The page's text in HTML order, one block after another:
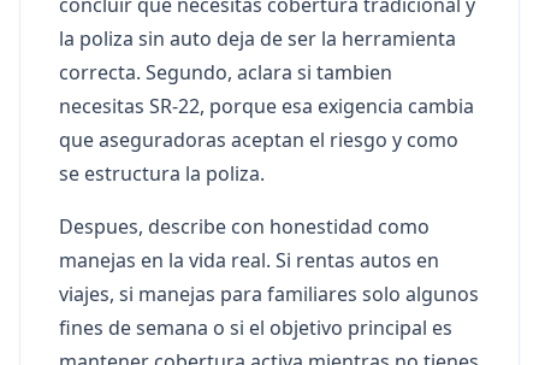
la poliza sin auto deja de ser la herramienta
correcta. Segundo, aclara si tambien
necesitas SR-22, porque esa exigencia cambia
que aseguradoras aceptan el riesgo y como
se estructura la poliza.
Despues, describe con honestidad como
manejas en la vida real. Si rentas autos en
viajes, si manejas para familiares solo algunos
fines de semana o si el objetivo principal es